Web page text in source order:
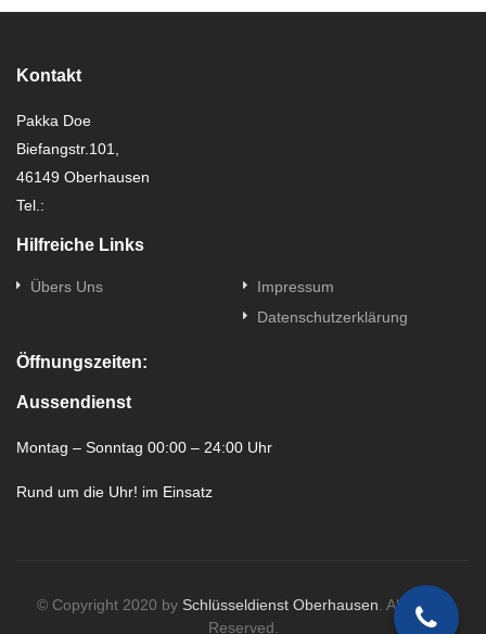
Kontakt
Pakka Doe
Biefangstr.101,
46149 Oberhausen
Tel.:
Hilfreiche Links
Übers Uns
Impressum
Datenschutzerklärung
Öffnungszeiten:
Aussendienst
Montag – Sonntag 00:00 – 24:00 Uhr
Rund um die Uhr! im Einsatz
© Copyright 2020 by Schlüsseldienst Oberhausen . All Rights
Reserved.